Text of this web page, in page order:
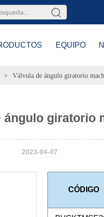
EQUIPO
> Válvula de ángulo giratorio
ángulo giratorio
2023-04-07